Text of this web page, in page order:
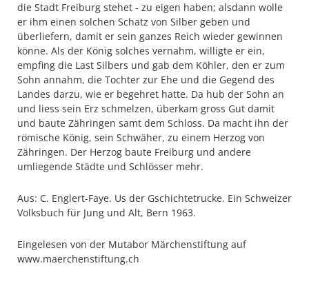
die Stadt Freiburg stehet - zu eigen haben; alsdann wolle
er ihm einen solchen Schatz von Silber geben und
überliefern, damit er sein ganzes Reich wieder gewinnen
könne. Als der König solches vernahm, willigte er ein,
empfing die Last Silbers und gab dem Köhler, den er zum
Sohn annahm, die Tochter zur Ehe und die Gegend des
Landes darzu, wie er begehret hatte. Da hub der Sohn an
und liess sein Erz schmelzen, überkam gross Gut damit
und baute Zähringen samt dem Schloss. Da macht ihn der
römische König, sein Schwäher, zu einem Herzog von
Zähringen. Der Herzog baute Freiburg und andere
umliegende Städte und Schlösser mehr.
Aus: C. Englert-Faye. Us der Gschichtetrucke. Ein Schweizer
Volksbuch für Jung und Alt, Bern 1963.
Eingelesen von der Mutabor Märchenstiftung auf
www.maerchenstiftung.ch